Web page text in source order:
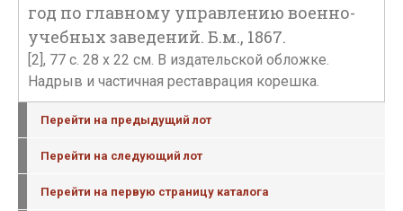
год по главному управлению военно-
учебных заведений. Б.м., 1867.
[2], 77 с. 28 х 22 см. В издательской обложке.
Надрыв и частичная реставрация корешка.
Перейти на предыдущий лот
Перейти на следующий лот
Перейти на первую страницу каталога